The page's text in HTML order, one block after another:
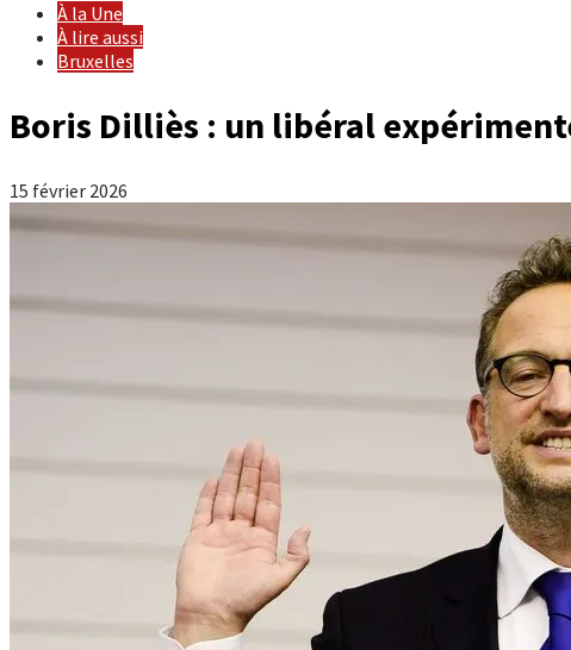
À la Une
À lire aussi
Bruxelles
Boris Dilliès : un libéral
15 février 2026